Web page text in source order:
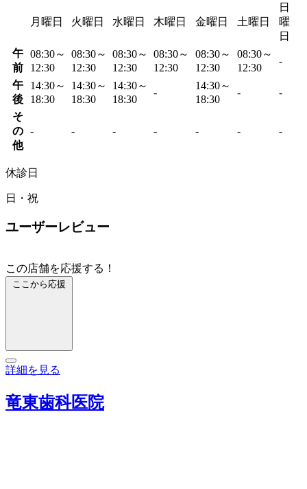
月曜日 火曜日 水曜日 木曜日 金曜日 土曜日
日
曜
日
午
前
08:30～
12:30
08:30～
12:30
08:30～
12:30
08:30～
12:30
08:30～
12:30
08:30～
12:30
-
午
後
14:30～
18:30
14:30～
18:30
14:30～
18:30
-
14:30～
18:30
- -
そ
の
他
- - - - - - -
休診日
日・祝
ユーザーレビュー
この店舗を応援する！
ここから応援
詳細を見る
竜東歯科医院